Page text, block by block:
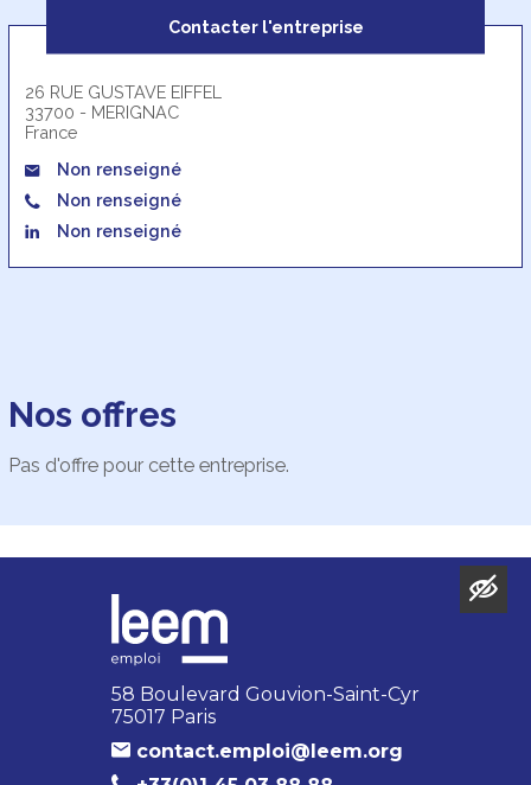
Contacter l'entreprise
26 RUE GUSTAVE EIFFEL
33700 - MERIGNAC
France
Non renseigné
Non renseigné
Non renseigné
Nos offres
Pas d'offre pour cette entreprise.
58 Boulevard Gouvion-Saint-Cyr
75017 Paris
contact.emploi@leem.org